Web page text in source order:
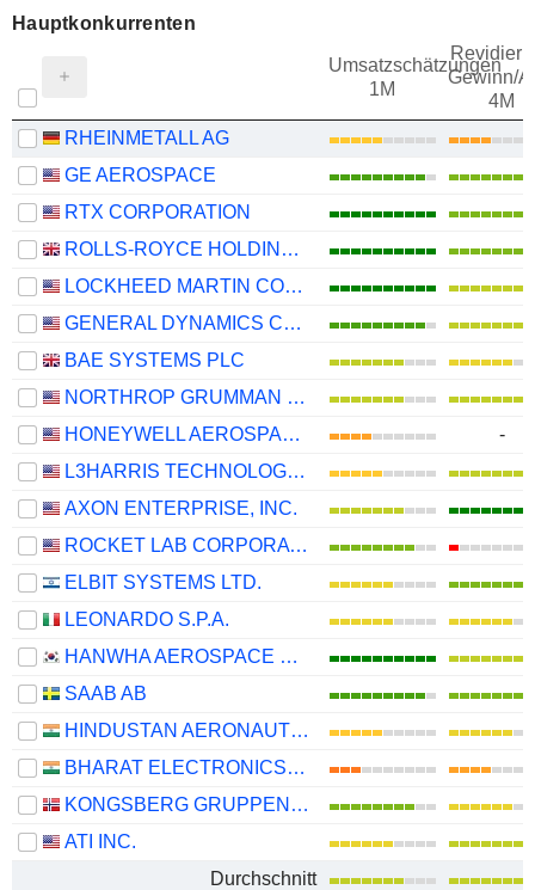
Hauptkonkurrenten
Umsatzschätzungen
1M
Gewinn/
4M
RHEINMETALL AG
GE AEROSPACE
RTX CORPORATION
ROLLS-ROYCE HOLDINGS PLC
LOCKHEED MARTIN CORPORATION
GENERAL DYNAMICS CORPORATION
BAE SYSTEMS PLC
NORTHROP GRUMMAN CORPORATION
HONEYWELL AEROSPACE INC.
-
L3HARRIS TECHNOLOGIES, INC.
AXON ENTERPRISE, INC.
ROCKET LAB CORPORATION
ELBIT SYSTEMS LTD.
LEONARDO S.P.A.
HANWHA AEROSPACE CO., LTD.
SAAB AB
HINDUSTAN AERONAUTICS LIMITED
BHARAT ELECTRONICS LIMITED
KONGSBERG GRUPPEN ASA
ATI INC.
Durchschnitt